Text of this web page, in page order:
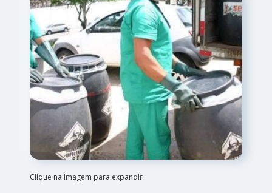
Clique na imagem para expandir